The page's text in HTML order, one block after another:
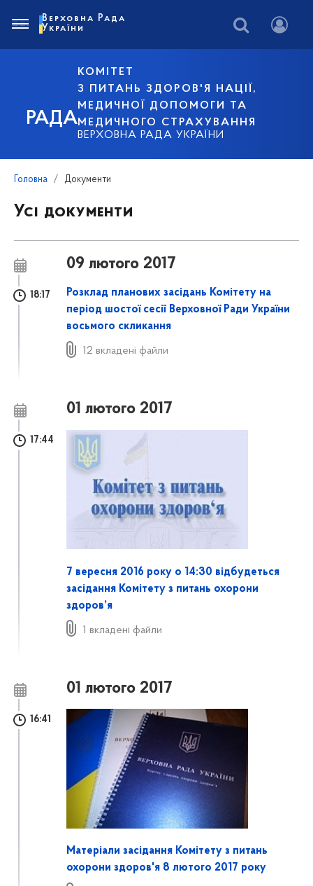
РАДА
КОМІТЕТ
З ПИТАНЬ ЗДОРОВ'Я НАЦІЇ,
МЕДИЧНОЇ ДОПОМОГИ ТА
МЕДИЧНОГО СТРАХУВАННЯ
ВЕРХОВНА РАДА УКРАЇНИ
Верховна Рада
України
Головна Документи
Усі документи
09 лютого 2017
18:17
Розклад планових засідань Комітету на
період шостої сесії Верховної Ради України
восьмого скликання
12 вкладені файли
01 лютого 2017
17:44
7 вересня 2016 року о 14:30 відбудеться
засідання Комітету з питань охорони
здоров’я
1 вкладені файли
01 лютого 2017
16:41
Матеріали засідання Комітету з питань
охорони здоров'я 8 лютого 2017 року